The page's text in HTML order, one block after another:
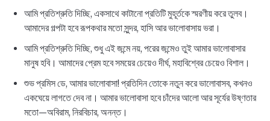
আমি প্রতিশ্রুতি দিচ্ছি, একসাথে কাটানো প্রতিটি মুহূর্তকে স্মরণীয় করে তুলব।
আমাদের গল্পটা হবে রূপকথার মতো সুন্দর, হাসি আর ভালোবাসায় ভরা।
আমি প্রতিশ্রুতি দিচ্ছি, শুধু এই জন্মে নয়, পরের জন্মেও তুই আমার ভালোবাসার
মানুষ হবি। আমাদের প্রেম হবে সময়ের চেয়েও দীর্ঘ, মহাবিশ্বের চেয়েও বিশাল।
শুভ প্রমিস ডে, আমার ভালোবাসা! প্রতিদিন তোকে নতুন করে ভালোবাসব, কখনও
একঘেয়ে লাগতে দেব না। আমার ভালোবাসা হবে চাঁদের আলো আর সূর্যের উষ্ণতার
মতো—অবিরাম, নিরবিচার, অনন্ত।